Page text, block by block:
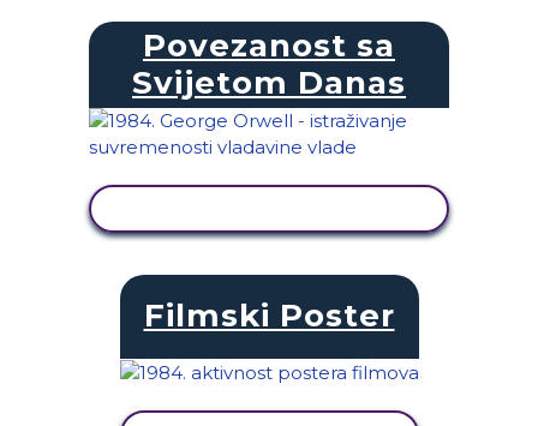
Povezanost sa
Svijetom Danas
Filmski Poster